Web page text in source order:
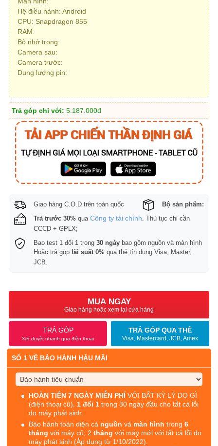
Hệ điều hành: Android
CPU: Snapdragon 855
RAM:
Bộ nhớ trong:
Camera sau:
Camera trước:
Dung lượng pin:
Trả góp chỉ với: 5.187.000đ
Giao hàng C.O.D trên toàn quốc
Bộ sản phẩm:
Trả trước 30% quaCông ty tài chính . Thủ tục chỉ cần
CCCD + GPLX;
Bao test 1 đổi 1 trong30 ngày bao gồm nguồn và màn hình
Hoặc trả góp lãi suất 0% qua thẻ tín dụng Visa, Master,
JCB.
MUA NGAY
Giao hàng hoặc xem tại cửa hàng
TRẢ GÓP
Xét duyệt nhanh qua điện thoại
TRẢ GÓP QUA THẺ
Visa, Mastercard, JCB, Amex
SỐ 1 VỀ BẢO HÀNH HẬU MÃI
HOÀN TIỀN 7 NGÀY MIỄN PHÍ VỚI BẤT KỲ LÝ DO GÌ
(điện thoại cũ). 1 đổi 1 trong 30 ngày đầu cho tất cả lỗi
do máy phát sinh.
Bảo hành toàn diện cả nguồn và màn hình trong6
tháng với máy cũ, 2 tháng với máy mới với tất cả lỗi do
máy phát sinh (Áp dụng từ 1/10/2022).